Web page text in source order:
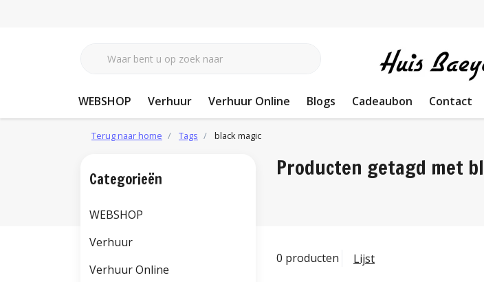
WEBSHOP Verhuur Verhuur Online Blogs Cadeaubon Contact
Terug naar home Tags black magic
Producten getagd met
0 producten Lijst
Categorieën
WEBSHOP
Verhuur
Verhuur Online